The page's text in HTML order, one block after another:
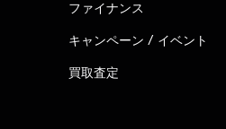
ファイナンス
キャンペーン / イベント
買取査定